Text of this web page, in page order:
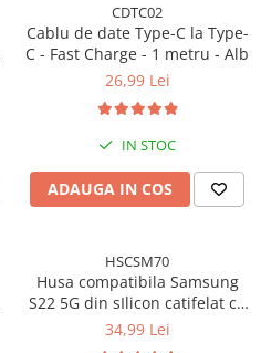
CDTC02
Cablu de date Type-C la Type-
C - Fast Charge - 1 metru - Alb
26,99 Lei
IN STOC
ADAUGA IN COS
HSCSM70
Husa compatibila Samsung
S22 5G din sIlicon catifelat cu
interior din microfibra si
34,99 Lei